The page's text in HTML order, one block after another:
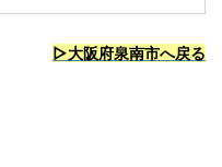
▷大阪府泉南市へ戻る